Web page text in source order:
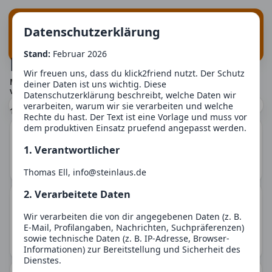
klick2friend
Freunde finden
Menschen finden, mit denen dich Gemeinsamkeiten
verbinden.
Finde Menschen, die wirklich zu dir passen.
Diese Plattform ist für alle gedacht, die echte Kontakte
suchen - Gespräche, gemeinsame Interessen, neue
Bekanntschaften oder eine Beziehung. Hier steht der
Mensch im Mittelpunkt, nicht Oberflächlichkeiten oder
schnelle Absichten.
Neben Alter, Ort und ein paar Basisangaben spielen bei
Rolle. Über sogenannte Eigenschaften entsteht ein Profil,
das mehr über dich aussagt als nur ein Foto.
So können dir Menschen vorgeschlagen werden, die
wirklich zu deinem Lebensstil passen.
118 Mensch(en) mit Gemeinsamkeiten
Mann / 33
Blubberbernd
Frau / 47
KI_Claudia_100
40213 Duesseldorf
Mehr erfahren
Datenschutzerklärung
Stand: Februar 2026
Wir freuen uns, dass du klick2friend nutzt. Der Schutz
deiner Daten ist uns wichtig. Diese
Datenschutzerklärung beschreibt, welche Daten wir
verarbeiten, warum wir sie verarbeiten und welche
Rechte du hast. Der Text ist eine Vorlage und muss vor
dem produktiven Einsatz pruefend angepasst werden.
1. Verantwortlicher
Thomas Ell, info@steinlaus.de
2. Verarbeitete Daten
Wir verarbeiten die von dir angegebenen Daten (z. B.
E-Mail, Profilangaben, Nachrichten, Suchpräferenzen)
sowie technische Daten (z. B. IP-Adresse, Browser-
Informationen) zur Bereitstellung und Sicherheit des
Dienstes.